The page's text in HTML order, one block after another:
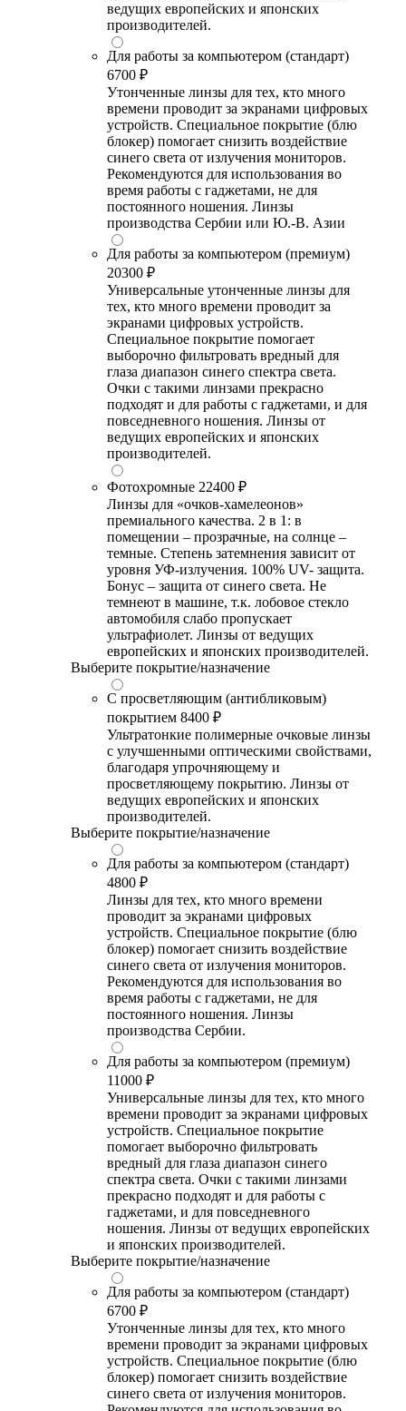
ведущих европейских и японских
производителей.
Для работы за компьютером (стандарт)
6700 ₽
Утонченные линзы для тех, кто много
времени проводит за экранами цифровых
устройств. Специальное покрытие (блю
блокер) помогает снизить воздействие
синего света от излучения мониторов.
Рекомендуются для использования во
время работы с гаджетами, не для
постоянного ношения. Линзы
производства Сербии или Ю.-В. Азии
Для работы за компьютером (премиум)
20300 ₽
Универсальные утонченные линзы для
тех, кто много времени проводит за
экранами цифровых устройств.
Специальное покрытие помогает
выборочно фильтровать вредный для
глаза диапазон синего спектра света.
Очки с такими линзами прекрасно
подходят и для работы с гаджетами, и для
повседневного ношения. Линзы от
ведущих европейских и японских
производителей.
Фотохромные 22400 ₽
Линзы для «очков-хамелеонов»
премиального качества. 2 в 1: в
помещении – прозрачные, на солнце –
темные. Степень затемнения зависит от
уровня УФ-излучения. 100% UV- защита.
Бонус – защита от синего света. Не
темнеют в машине, т.к. лобовое стекло
автомобиля слабо пропускает
ультрафиолет. Линзы от ведущих
европейских и японских производителей.
Выберите покрытие/назначение
С просветляющим (антибликовым)
покрытием 8400 ₽
Ультратонкие полимерные очковые линзы
с улучшенными оптическими свойствами,
благодаря упрочняющему и
просветляющему покрытию. Линзы от
ведущих европейских и японских
производителей.
Выберите покрытие/назначение
Для работы за компьютером (стандарт)
4800 ₽
Линзы для тех, кто много времени
проводит за экранами цифровых
устройств. Специальное покрытие (блю
блокер) помогает снизить воздействие
синего света от излучения мониторов.
Рекомендуются для использования во
время работы с гаджетами, не для
постоянного ношения. Линзы
производства Сербии.
Для работы за компьютером (премиум)
11000 ₽
Универсальные линзы для тех, кто много
времени проводит за экранами цифровых
устройств. Специальное покрытие
помогает выборочно фильтровать
вредный для глаза диапазон синего
спектра света. Очки с такими линзами
прекрасно подходят и для работы с
гаджетами, и для повседневного
ношения. Линзы от ведущих европейских
и японских производителей.
Выберите покрытие/назначение
Для работы за компьютером (стандарт)
6700 ₽
Утонченные линзы для тех, кто много
времени проводит за экранами цифровых
устройств. Специальное покрытие (блю
блокер) помогает снизить воздействие
синего света от излучения мониторов.